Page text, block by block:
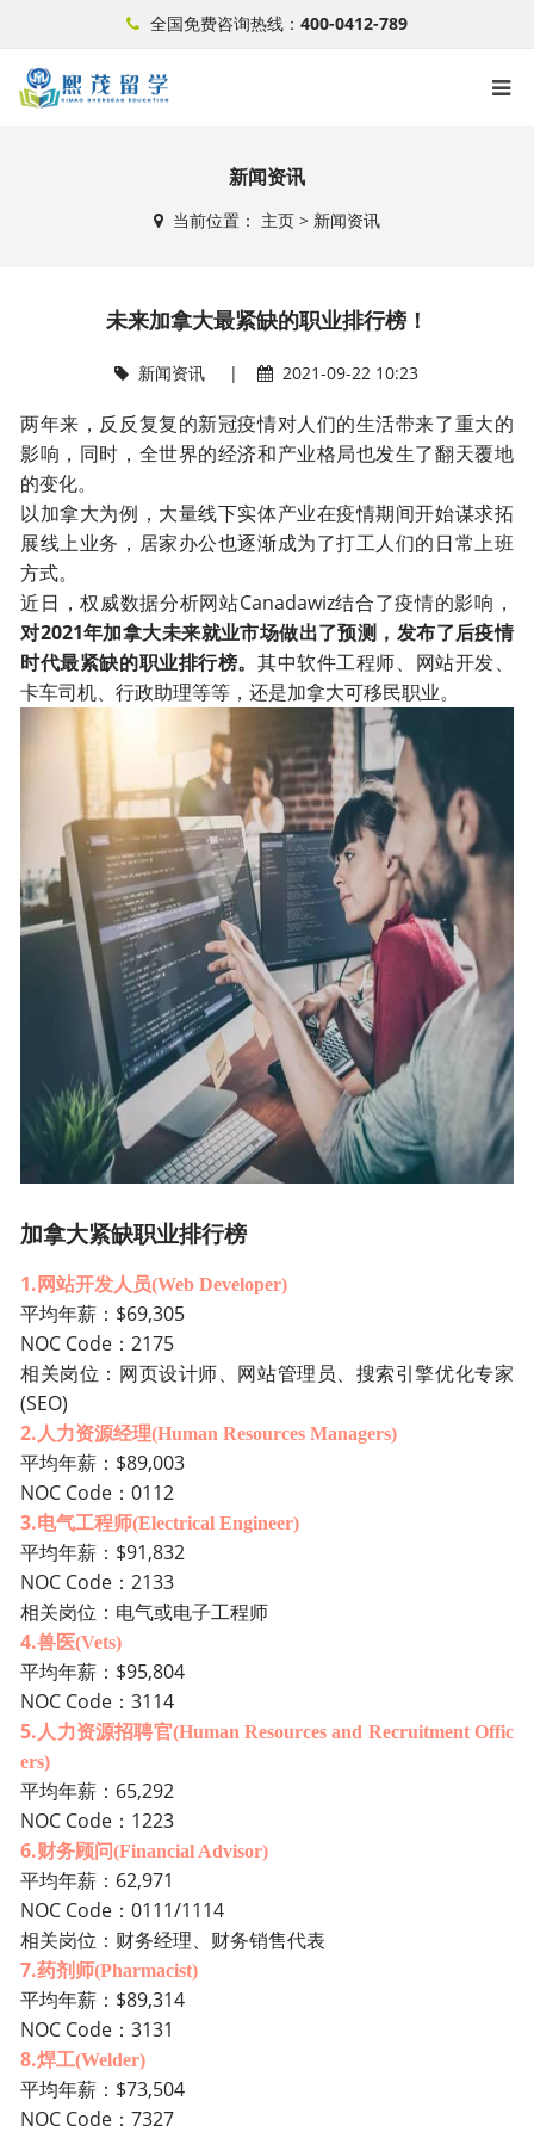
全国免费咨询热线： 400-0412-789
新闻资讯
当前位置： 主页> 新闻资讯
未来加拿大最紧缺的职业排行榜！
新闻资讯 | 2021-09-22 10:23
两年来，反反复复的新冠疫情对人们的生活带来了重大的
影响，同时，全世界的经济和产业格局也发生了翻天覆地
的变化。
以加拿大为例，大量线下实体产业在疫情期间开始谋求拓
展线上业务，居家办公也逐渐成为了打工人们的日常上班
方式。
近日，权威数据分析网站Canadawiz结合了疫情的影响，
对2021年加拿大未来就业市场做出了预测，发布了后疫情
时代最紧缺的职业排行榜。其中软件工程师、网站开发、
卡车司机、行政助理等等，还是加拿大可移民职业。
加拿大紧缺职业排行榜
1. 网站开发人员(Web Developer)
平均年薪： $69,305
NOC Code：2175
相关岗位：网页设计师、网站管理员、搜索引擎优化专家
(SEO)
2. 人力资源经理(Human Resources Managers)
平均年薪： $89,003
NOC Code：0112
3.电气工程师(Electrical Engineer)
平均年薪： $91,832
NOC Code：2133
相关岗位：电气或电子工程师
4.兽医(Vets)
平均年薪： $95,804
NOC Code：3114
5. 人力资源招聘官(Human Resources and Recruitment Offic
ers)
平均年薪： 65,292
NOC Code：1223
6.财务顾问(Financial Advisor)
平均年薪： 62,971
NOC Code：0111/1114
相关岗位：财务经理、财务销售代表
7.药剂师(Pharmacist)
平均年薪： $89,314
NOC Code：3131
8.焊工(Welder)
平均年薪： $73,504
NOC Code：7327